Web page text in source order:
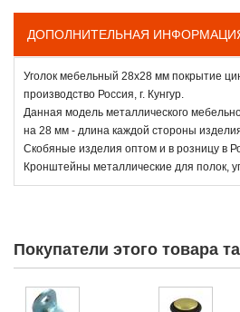
ДОПОЛНИТЕЛЬНАЯ
Уголок мебельный 28х28 мм покрытие
производство Россия, г. Кунгур.
Данная модель металлического
на 28 мм - длина каждой стороны
Скобяные изделия оптом и в розницу в
Кронштейны металлические для полок,
Покупатели этого товара